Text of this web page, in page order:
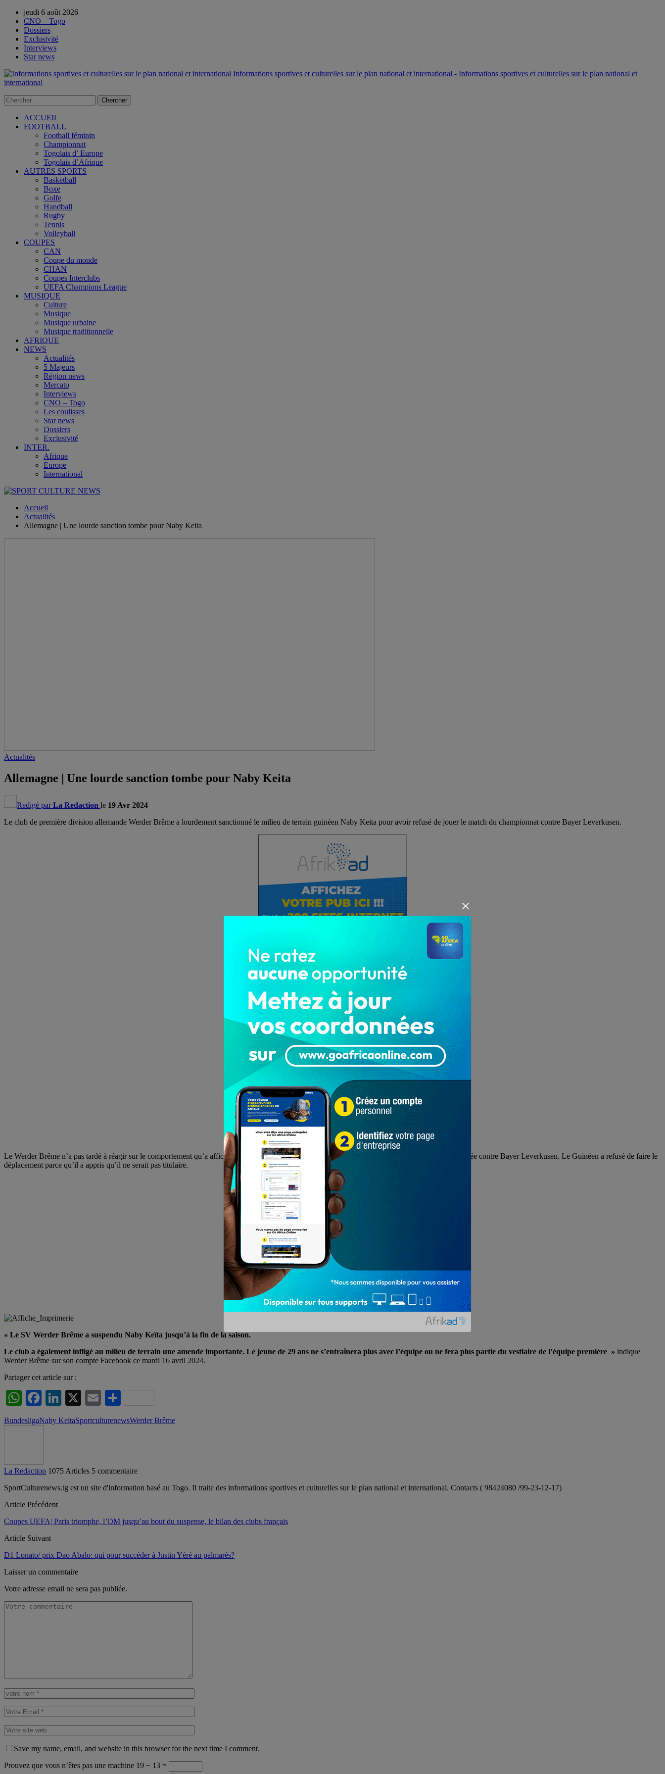
jeudi 6 août 2026
CNO – Togo
Dossiers
Exclusivité
Interviews
Star news
Informations sportives et culturelles sur le plan national et international - Informations sportives et culturelles sur le plan national et
international
ACCUEIL
FOOTBALL
Football féminin
Championnat
Togolais d’ Europe
Togolais d’Afrique
AUTRES SPORTS
Basketball
Boxe
Golfe
Handball
Rugby
Tennis
Volleyball
COUPES
CAN
Coupe du monde
CHAN
Coupes Interclubs
UEFA Champions League
MUSIQUE
Culture
Musique
Musique urbaine
Musique traditionnelle
AFRIQUE
NEWS
Actualités
5 Majeurs
Région news
Mercato
Interviews
CNO – Togo
Les coulisses
Star news
Dossiers
Exclusivité
INTER.
Afrique
Europe
International
Accueil
Actualités
Allemagne | Une lourde sanction tombe pour Naby Keita
Actualités
Allemagne | Une lourde sanction tombe pour Naby Keita
Redigé par La Redaction le 19 Avr 2024
Le club de première division allemande Werder Brême a lourdement sanctionné le milieu de terrain guinéen Naby Keita pour avoir refusé de jouer le match du championnat contre Bayer Leverkusen.
Le Werder Brême n’a pas tardé à réagir sur le comportement qu’a affiché Naby Keita qui a refusé de monter dans le bus pour le match de la 29e journée contre Bayer Leverkusen. Le Guinéen a refusé de faire le
déplacement parce qu’il a appris qu’il ne serait pas titulaire.
« Le SV Werder Brême a suspendu Naby Keïta jusqu’à la fin de la saison.
Le club a également infligé au milieu de terrain une amende importante. Le jeune de 29 ans ne s’entraînera plus avec l’équipe ou ne fera plus partie du vestiaire de l’équipe première » indique
Werder Brême sur son compte Facebook ce mardi 16 avril 2024.
Partager cet article sur :
WhatsApp
Facebook
LinkedIn
X EmailPartager
BundesligaNaby KeitaSportculturenewsWerder Brême
La Redaction 1075 Articles 5 commentaire
SportCulturenews.tg est un site d'information basé au Togo. Il traite des informations sportives et culturelles sur le plan national et international. Contacts ( 98424080 /99-23-12-17)
Article Précédent
Coupes UEFA| Paris triomphe, l’OM jusqu’au bout du suspense, le bilan des clubs français
Article Suivant
D1 Lonato/ prix Dao Abalo: qui pour succéder à Justin Yéré au palmarès?
Laisser un commentaire
Votre adresse email ne sera pas publiée.
Save my name, email, and website in this browser for the next time I comment.
Prouvez que vous n’êtes pas une machine 19 − 13 =